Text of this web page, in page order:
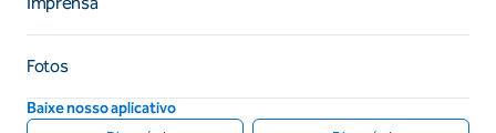
Fotos
Baixe nosso aplicativo